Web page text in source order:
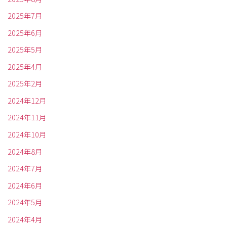
2025年7月
2025年6月
2025年5月
2025年4月
2025年2月
2024年12月
2024年11月
2024年10月
2024年8月
2024年7月
2024年6月
2024年5月
2024年4月